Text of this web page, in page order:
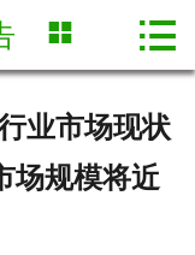
 网站首页
 
业市场现状
场规模将近